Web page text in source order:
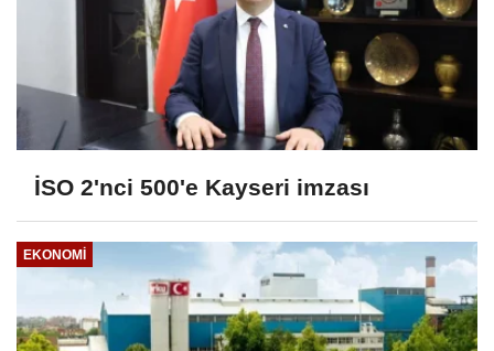
İSO 2'nci 500'e Kayseri imzası
EKONOMI